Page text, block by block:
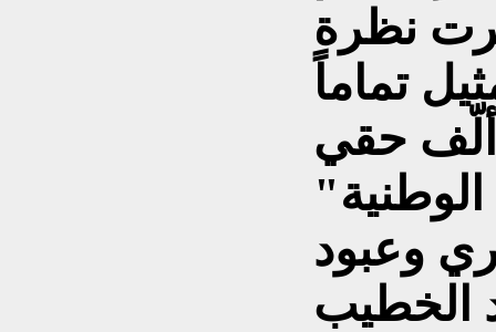
نظرة
مطلع عام 1927 ألّف حقي
الوطنية"
وعبود
الخطيب